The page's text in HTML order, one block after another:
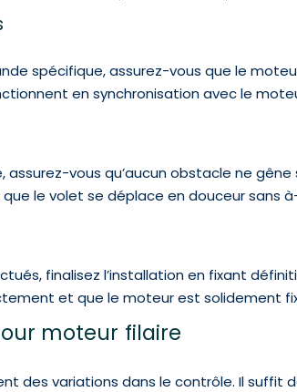
spécifique, assurez-vous que le
en synchronisation avec le
vous qu’aucun obstacle ne
le volet se déplace en douceur sans
finalisez l’installation en fixant
et que le moteur est solidement
moteur filaire
des variations dans le contrôle. Il suffit